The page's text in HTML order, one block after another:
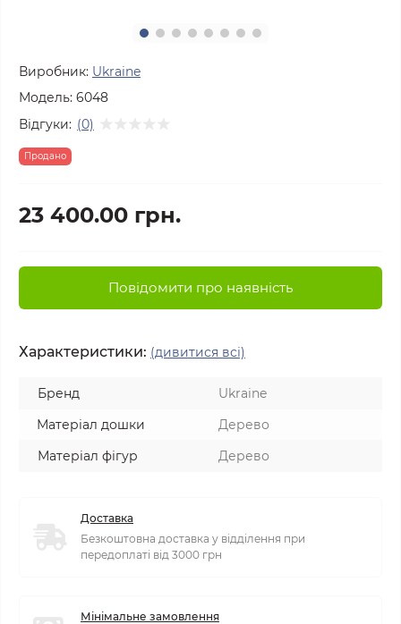
Виробник: Ukraine
Модель: 6048
Відгуки: (0)
Продано
23 400.00 грн.
Повідомити про наявність
Характеристики: (дивитися всі)
Бренд
Ukraine
Матеріал дошки
Дерево
Матеріал фігур
Дерево
Доставка
Безкоштовна доставка у відділення при
передоплаті від 3000 грн
Мінімальне замовлення